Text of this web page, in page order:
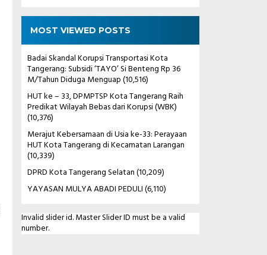
MOST VIEWED POSTS
Badai Skandal Korupsi Transportasi Kota
Tangerang: Subsidi ‘TAYO’ Si Benteng Rp 36
M/Tahun Diduga Menguap(10,516)
HUT ke – 33, DPMPTSP Kota Tangerang Raih
Predikat Wilayah Bebas dari Korupsi (WBK)
(10,376)
Merajut Kebersamaan di Usia ke-33: Perayaan
HUT Kota Tangerang di Kecamatan Larangan
(10,339)
DPRD Kota Tangerang Selatan(10,209)
YAYASAN MULYA ABADI PEDULI(6,110)
Invalid slider id. Master Slider ID must be a valid
number.